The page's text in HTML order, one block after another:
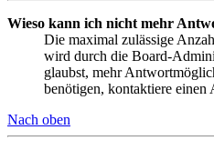
Wieso kann ich nicht mehr
Die maximal zulässige
wird durch die Board-
glaubst, mehr
benötigen, kontaktiere einen
Nach oben